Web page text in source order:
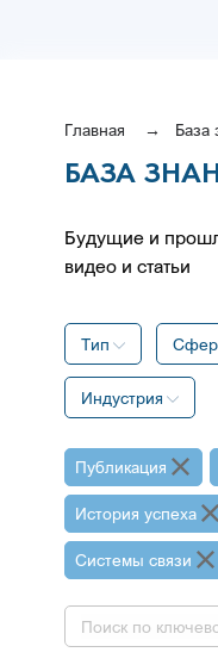
Главная База
БАЗА
Будущие и
видео и статьи
Тип
Индустрия
Публикация
История успеха
Системы связи